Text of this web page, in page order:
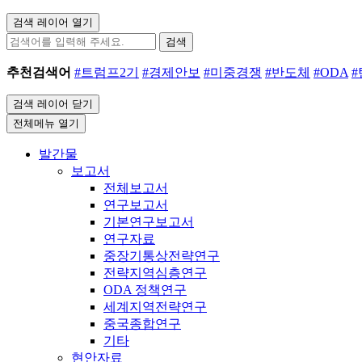
검색 레이어 열기
검색
추천검색어 #트럼프2기 #경제안보 #미중경쟁 #반도체 #ODA #
검색 레이어 닫기
전체메뉴 열기
발간물
보고서
전체보고서
연구보고서
기본연구보고서
연구자료
중장기통상전략연구
전략지역심층연구
ODA 정책연구
세계지역전략연구
중국종합연구
기타
현안자료